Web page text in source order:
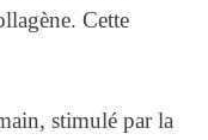
Cette
stimulé par la